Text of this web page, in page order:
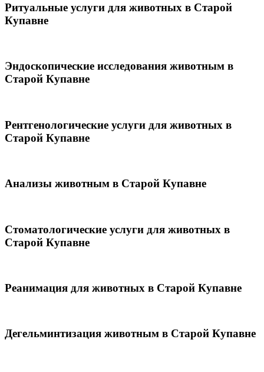
Ритуальные услуги для животных в Старой
Купавне
Эндоскопические исследования животным в
Старой Купавне
Рентгенологические услуги для животных в
Старой Купавне
Анализы животным в Старой Купавне
Стоматологические услуги для животных в
Старой Купавне
Реанимация для животных в Старой Купавне
Дегельминтизация животным в Старой Купавне